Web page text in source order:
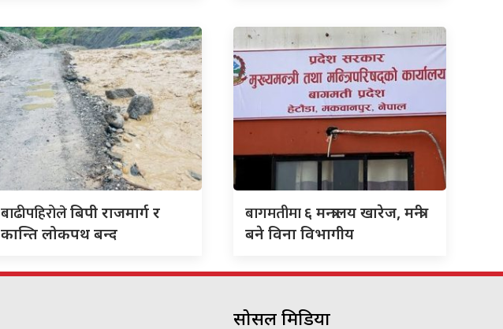
बाढीपहिरोलेबिपी राजमार्ग र
कान्ति लोकपथ बन्द
बागमतीमा६ मन्त्रालय खारेज, मन्त्री
बने विना विभागीय
सोसल मिडिया